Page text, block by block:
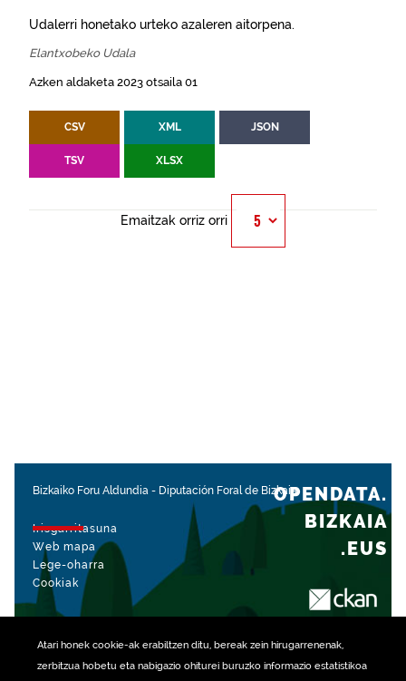
Atari honek cookie-ak erabiltzen ditu, bereak zein hirugarrenenak,
zerbitzua hobetu eta nabigazio ohiturei buruzko informazio estatistikoa
Udalerri honetako urteko azaleren aitorpena.
Elantxobeko Udala
Azken aldaketa 2023 otsaila 01
CSV XML JSON
TSV XLSX
Emaitzak orriz orri
Bizkaiko Foru Aldundia - Diputación Foral de Bizkaia
Irisgarritasuna
Web mapa
Lege-oharra
Cookiak
OPENDATA.
BIZKAIA
.EUS